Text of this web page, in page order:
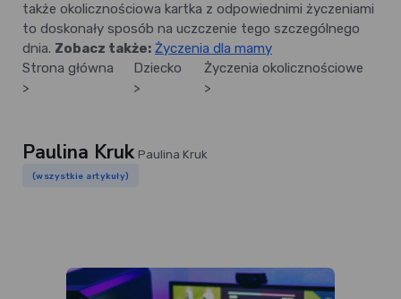
także okolicznościowa kartka z odpowiednimi życzeniami
to doskonały sposób na uczczenie tego szczególnego
dnia. Zobacz także: Życzenia dla mamy
Strona główna
>
Dziecko
>
Życzenia okolicznościowe
>
Paulina Kruk Paulina Kruk
(wszystkie artykuły)